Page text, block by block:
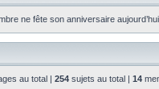
ne fête son anniversaire aujourd’hui
au total | 254 sujets au total | 14